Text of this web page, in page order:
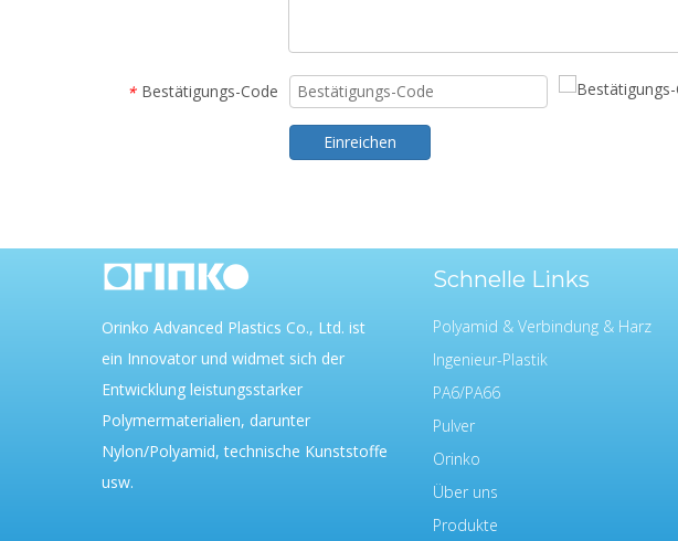
* Bestätigungs-Code
Einreichen
Orinko Advanced Plastics Co., Ltd. ist
ein Innovator und widmet sich der
Entwicklung leistungsstarker
Polymermaterialien, darunter
Nylon/Polyamid, technische Kunststoffe
usw.
Schnelle Links
Polyamid & Verbindung & Harz
Ingenieur-Plastik
PA6/PA66
Pulver
Orinko
Über uns
Produkte